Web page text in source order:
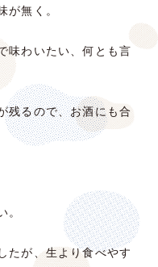
が無く。
味わいたい、何とも言
残るので、お酒にも合
。
たが、生より食べやす